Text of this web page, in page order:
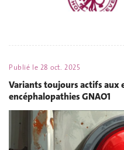
Publié le 28 oct. 2025
Variants toujours actifs aux
encéphalopathies GNAO1